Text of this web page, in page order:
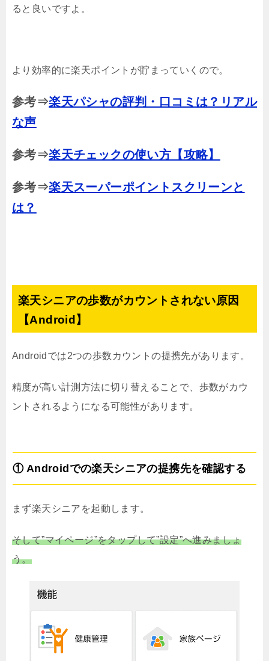
ると良いですよ。
より効率的に楽天ポイントが貯まっていくので。
参考⇒楽天パシャの評判・口コミは？リアル
な声
参考⇒楽天チェックの使い方【攻略】
参考⇒楽天スーパーポイントスクリーンと
は？
楽天シニアの歩数がカウントされない原因
【Android】
Androidでは2つの歩数カウントの提携先があります。
精度が高い計測方法に切り替えることで、歩数がカウ
ントされるようになる可能性があります。
① Androidでの楽天シニアの提携先を確認する
まず楽天シニアを起動します。
そして”マイページ”をタップして”設定”へ進みましょ
う。